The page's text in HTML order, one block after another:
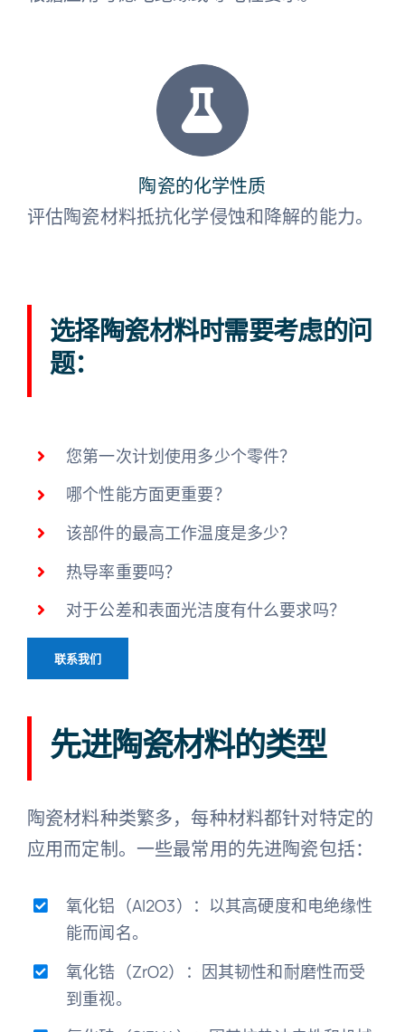
陶瓷的化学性质
评估陶瓷材料抵抗化学侵蚀和降解的能力。
选择陶瓷材料时需要考虑的问
题：
您第一次计划使用多少个零件？
哪个性能方面更重要？
该部件的最高工作温度是多少？
热导率重要吗？
对于公差和表面光洁度有什么要求吗？
联系我们
先进陶瓷材料的类型
陶瓷材料种类繁多，每种材料都针对特定的
应用而定制。一些最常用的先进陶瓷包括：
氧化铝（Al2O3）：以其高硬度和电绝缘性
能而闻名。
氧化锆（ZrO2）：因其韧性和耐磨性而受
到重视。